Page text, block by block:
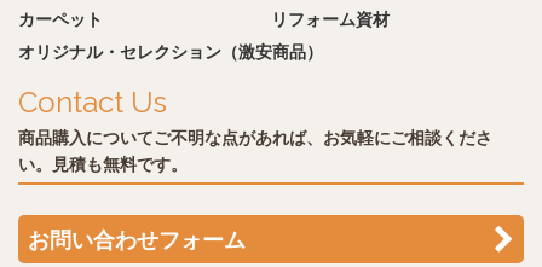
カーペット
リフォーム資材
オリジナル・セレクション（激安商品）
Contact Us
商品購入についてご不明な点があれば、お気軽にご相談くださ
い。見積も無料です。
お問い合わせフォーム